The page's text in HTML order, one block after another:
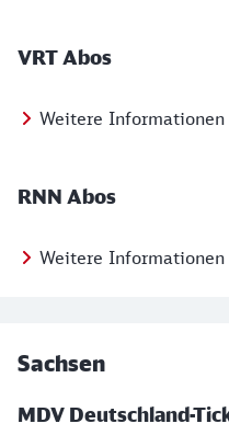
VRT Abos
Weitere Informationen
RNN Abos
Weitere Informationen
Sachsen
MDV Deutschland-